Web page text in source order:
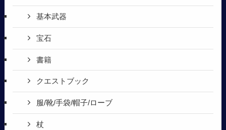
基本武器
宝石
書籍
クエストブック
服/靴/手袋/帽子/ローブ
杖